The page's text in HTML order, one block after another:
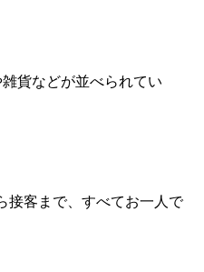
貨などが並べられてい
接客まで、すべてお一人で